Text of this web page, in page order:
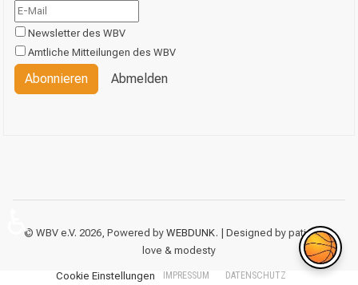
Newsletter des WBV
Amtliche Mitteilungen des WBV
Abonnieren Abmelden
© WBV e.V. 2026, Powered by WEBDUNK. | Designed by patience,
love & modesty
Cookie Einstellungen IMPRESSUM DATENSCHUTZ